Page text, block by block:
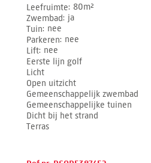
Leefruimte 80m²
Zwembad ja
Tuin nee
Parkeren nee
Lift nee
Eerste lijn golf
Licht
Open uitzicht
Gemeenschappelijk zwembad
Gemeenschappelijke tuinen
Dicht bij het strand
Terras